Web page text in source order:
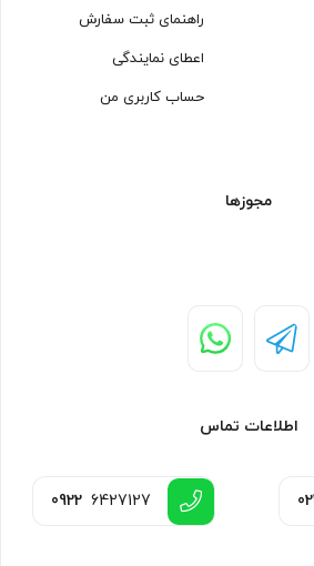
راهنمای ثبت سفارش
اعطای نمایندگی
حساب کاربری من
مجوزها
اطلاعات تماس
0922 6427127